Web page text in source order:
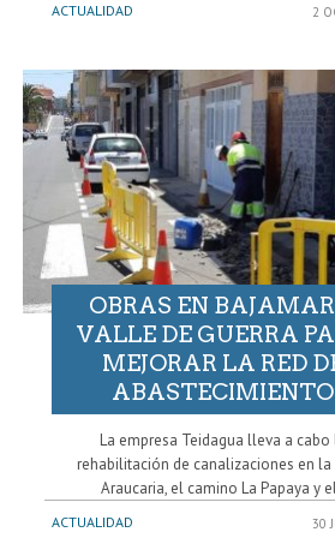
ACTUALIDAD 2
OBRAS EN
VALLE DE GUERRA
MEJORAR LA RED
ABASTECIMIENTO
La empresa Teidagua lleva a cabo
rehabilitación de canalizaciones en
Araucaria, el camino La Papaya y
ACTUALIDAD 30